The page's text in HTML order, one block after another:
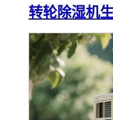
转轮除湿机